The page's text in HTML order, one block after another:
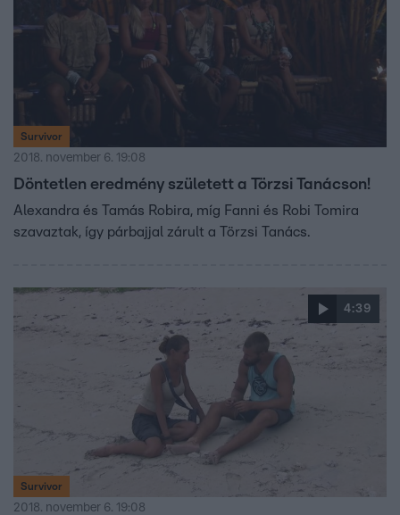
Survivor
2018. november 6. 19:08
Döntetlen eredmény született a Törzsi Tanácson!
Alexandra és Tamás Robira, míg Fanni és Robi Tomira
szavaztak, így párbajjal zárult a Törzsi Tanács.
4:39
Survivor
2018. november 6. 19:08